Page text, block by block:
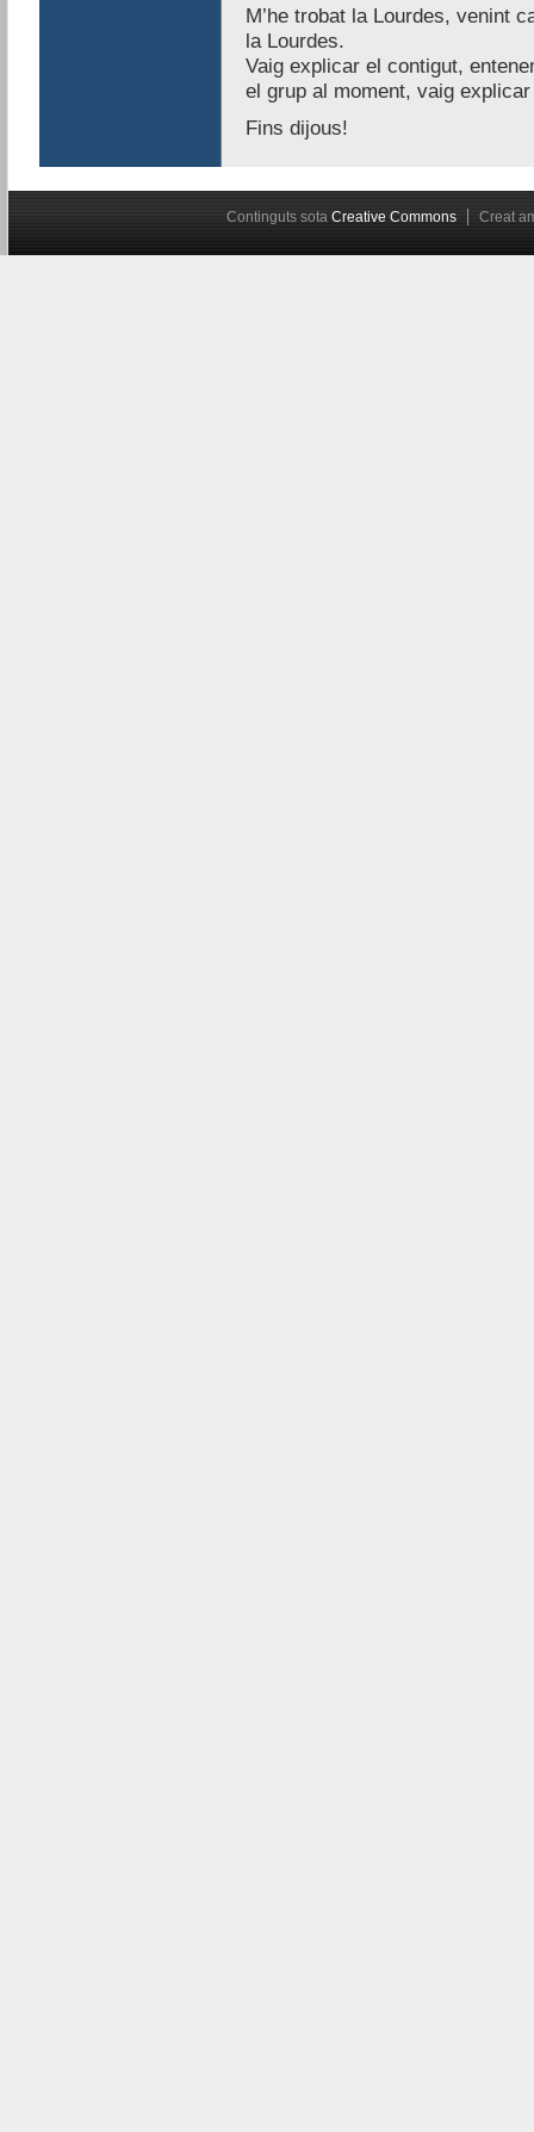
M’he trobat la Lourdes, venint
la Lourdes.
Vaig explicar el contigut,
el grup al moment, vaig
Fins dijous!
Continguts sota Creative Commons Creat